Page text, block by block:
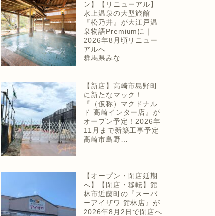
ン】【リニューアル】
水上温泉の大型旅館
『松乃井』が大江戸温
泉物語Premiumに｜
2026年8月頃リニュー
アルへ
群馬県みな…
【新店】高崎市島野町
に新たなマック！
『（仮称）マクドナル
ド 高崎インター店』が
オープン予定！2026年
11月まで新築工事予定
高崎市島野…
【オープン・閉店延期
へ】【閉店・移転】館
林市近藤町の『スーパ
ーアイザワ 館林店』が
2026年8月2日で閉店へ